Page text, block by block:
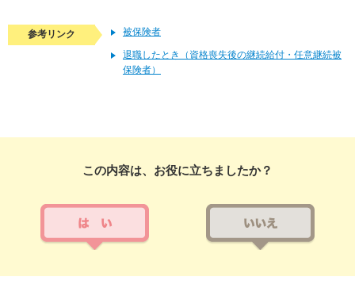
参考リンク 被保険者
退職したとき（資格喪失後の継続給付・任意継続被
保険者）
この内容は、お役に立ちましたか？